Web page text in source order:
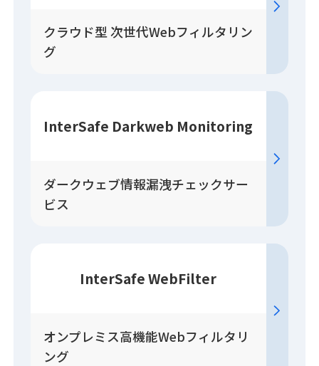
クラウド型 次世代Webフィルタリン
グ
InterSafe Darkweb Monitoring
ダークウェブ情報漏洩チェックサー
ビス
InterSafe WebFilter
オンプレミス高機能Webフィルタリ
ング